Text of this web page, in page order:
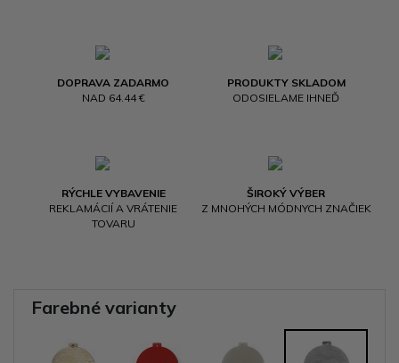
DOPRAVA ZADARMO
NAD 64.44 €
PRODUKTY SKLADOM
ODOSIELAME IHNEĎ
RÝCHLE VYBAVENIE
REKLAMÁCIÍ A VRÁTENIE
TOVARU
ŠIROKÝ VÝBER
Z MNOHÝCH MÓDNYCH ZNAČIEK
Farebné varianty